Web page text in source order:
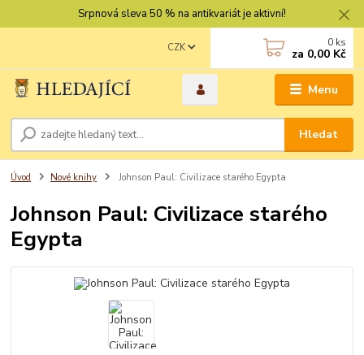
Srpnová sleva 50 % na antikvariát je aktivní!
Menu
CZK
Hledat
0 ks
za 0,00 Kč
Úvod Nové knihy Johnson Paul: Civilizace starého Egypta
Johnson Paul: Civilizace starého
Egypta